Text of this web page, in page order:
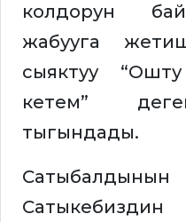
колдорун
жабууга
сыяктуу
кетем”
тыгындады.